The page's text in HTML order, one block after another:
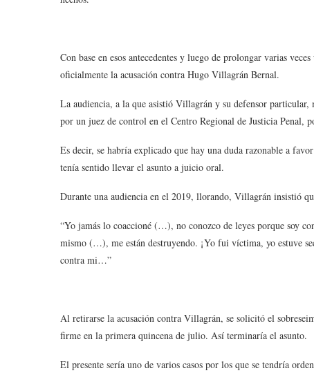
Con base en esos antecedentes y luego de prolongar varias
oficialmente la acusación contra Hugo Villagrán Bernal.
La audiencia, a la que asistió Villagrán y su defensor particular,
por un juez de control en el Centro Regional de Justicia Penal,
Es decir, se habría explicado que hay una duda razonable a
tenía sentido llevar el asunto a juicio oral.
Durante una audiencia en el 2019, llorando, Villagrán insistió
“Yo jamás lo coaccioné (…), no conozco de leyes porque soy
mismo (…), me están destruyendo. ¡Yo fui víctima, yo estuve
contra mi…”
Al retirarse la acusación contra Villagrán, se solicitó el
firme en la primera quincena de julio. Así terminaría el asunto.
El presente sería uno de varios casos por los que se tendría